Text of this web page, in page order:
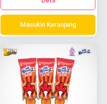
Masukin Keranjang